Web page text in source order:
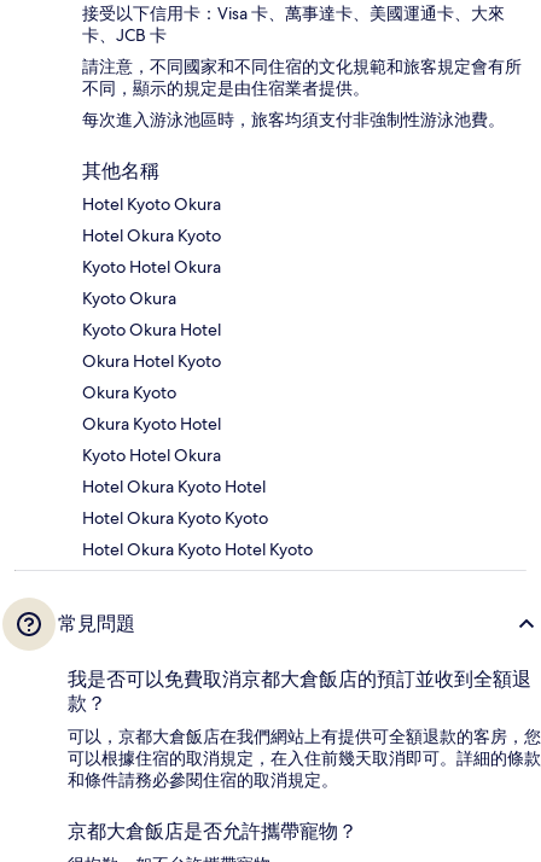
接受以下信用卡：Visa 卡、萬事達卡、美國運通卡、大來
卡、JCB 卡
請注意，不同國家和不同住宿的文化規範和旅客規定會有所
不同，顯示的規定是由住宿業者提供。
每次進入游泳池區時，旅客均須支付非強制性游泳池費。
其他名稱
Hotel Kyoto Okura
Hotel Okura Kyoto
Kyoto Hotel Okura
Kyoto Okura
Kyoto Okura Hotel
Okura Hotel Kyoto
Okura Kyoto
Okura Kyoto Hotel
Kyoto Hotel Okura
Hotel Okura Kyoto Hotel
Hotel Okura Kyoto Kyoto
Hotel Okura Kyoto Hotel Kyoto
常見問題
我是否可以免費取消京都大倉飯店的預訂並收到全額退
款？
可以，京都大倉飯店在我們網站上有提供可全額退款的客房，您
可以根據住宿的取消規定，在入住前幾天取消即可。詳細的條款
和條件請務必參閱住宿的取消規定。
京都大倉飯店是否允許攜帶寵物？